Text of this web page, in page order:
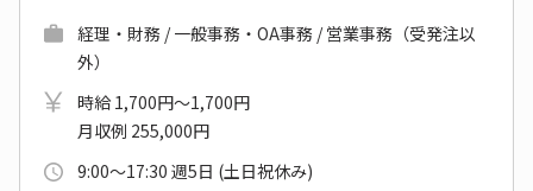
経理・財務 / 一般事務・OA事務 / 営業事務（受発注以
外）
時給 1,700円～1,700円
月収例 255,000円
9:00～17:30 週5日 (土日祝休み)